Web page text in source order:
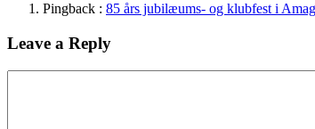
Pingback : 85 års jubilæums- og klubfest i
Leave a Reply